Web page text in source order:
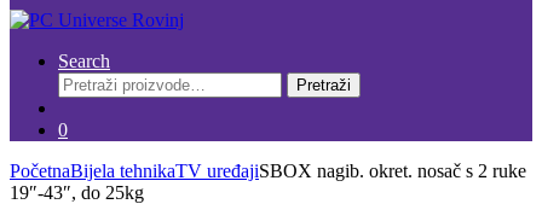
Search
Pretraži:
Pretraži
0
PočetnaBijela tehnikaTV uređajiSBOX nagib. okret. nosač s 2 ruke
19″-43″, do 25kg